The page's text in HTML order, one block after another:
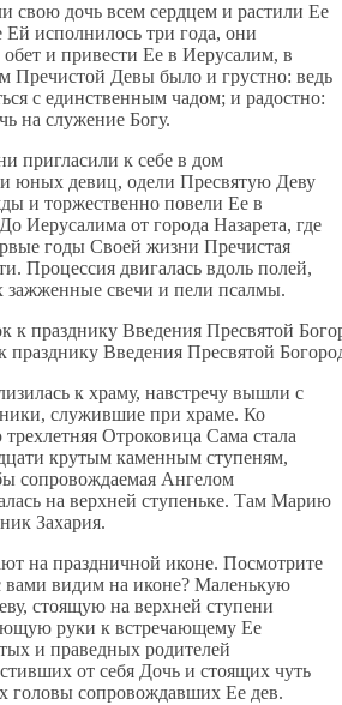
дочь всем сердцем и растили Ее
исполнилось три года, они
и привести Ее в Иерусалим, в
Пречистой Девы было и грустно: ведь
с единственным чадом; и радостно:
на служение Богу.
пригласили к себе в дом
юных девиц, одели Пресвятую Деву
и торжественно повели Ее в
Иерусалима от города Назарета, где
годы Своей жизни Пречистая
Процессия двигалась вдоль полей,
зажженные свечи и пели псалмы.
празднику Введения Пресвятой
к храму, навстречу вышли с
служившие при храме. Ко
Отроковица Сама стала
крутым каменным ступеням,
сопровождаемая Ангелом
на верхней ступеньке. Там Марию
Захария.
на праздничной иконе. Посмотрите
вами видим на иконе? Маленькую
стоящую на верхней ступени
руки к встречающему Ее
и праведных родителей
от себя Дочь и стоящих чуть
головы сопровождавших Ее дев.